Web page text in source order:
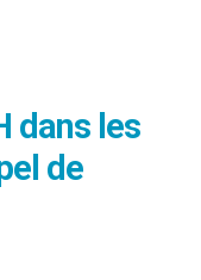
dans les
de